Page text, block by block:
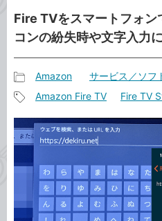
Fire TVをスマートフォン
コンの紛失時や文字入力
事
カ
テ
Amazon サービス／ソフ
事
タ
Amazon Fire TV Fire TV